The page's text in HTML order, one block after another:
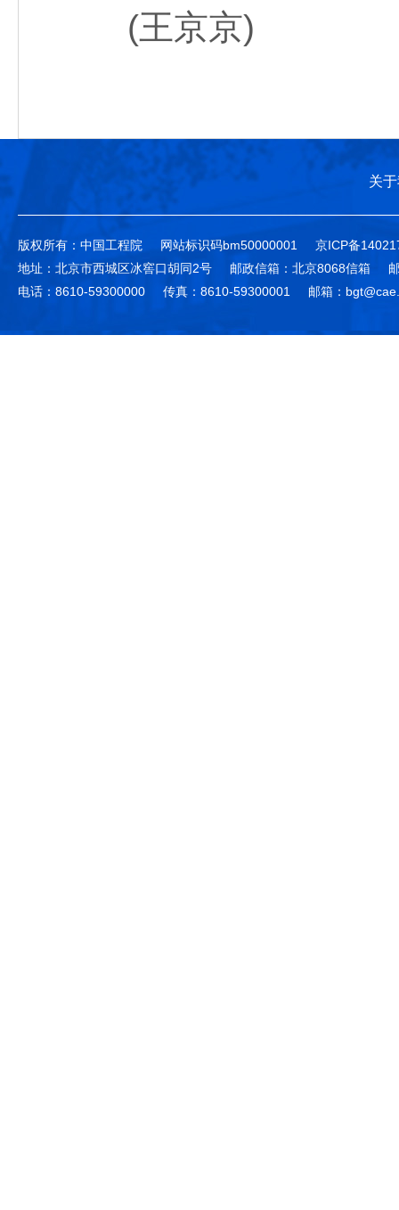
(王京京)
关
版权所有：中国工程院 网站标识码bm50000001
京ICP备
地址：北京市西城区冰窖口胡同2号
邮政信箱：北京8068信箱
电话：8610-59300000
传真：8610-59300001 邮箱：